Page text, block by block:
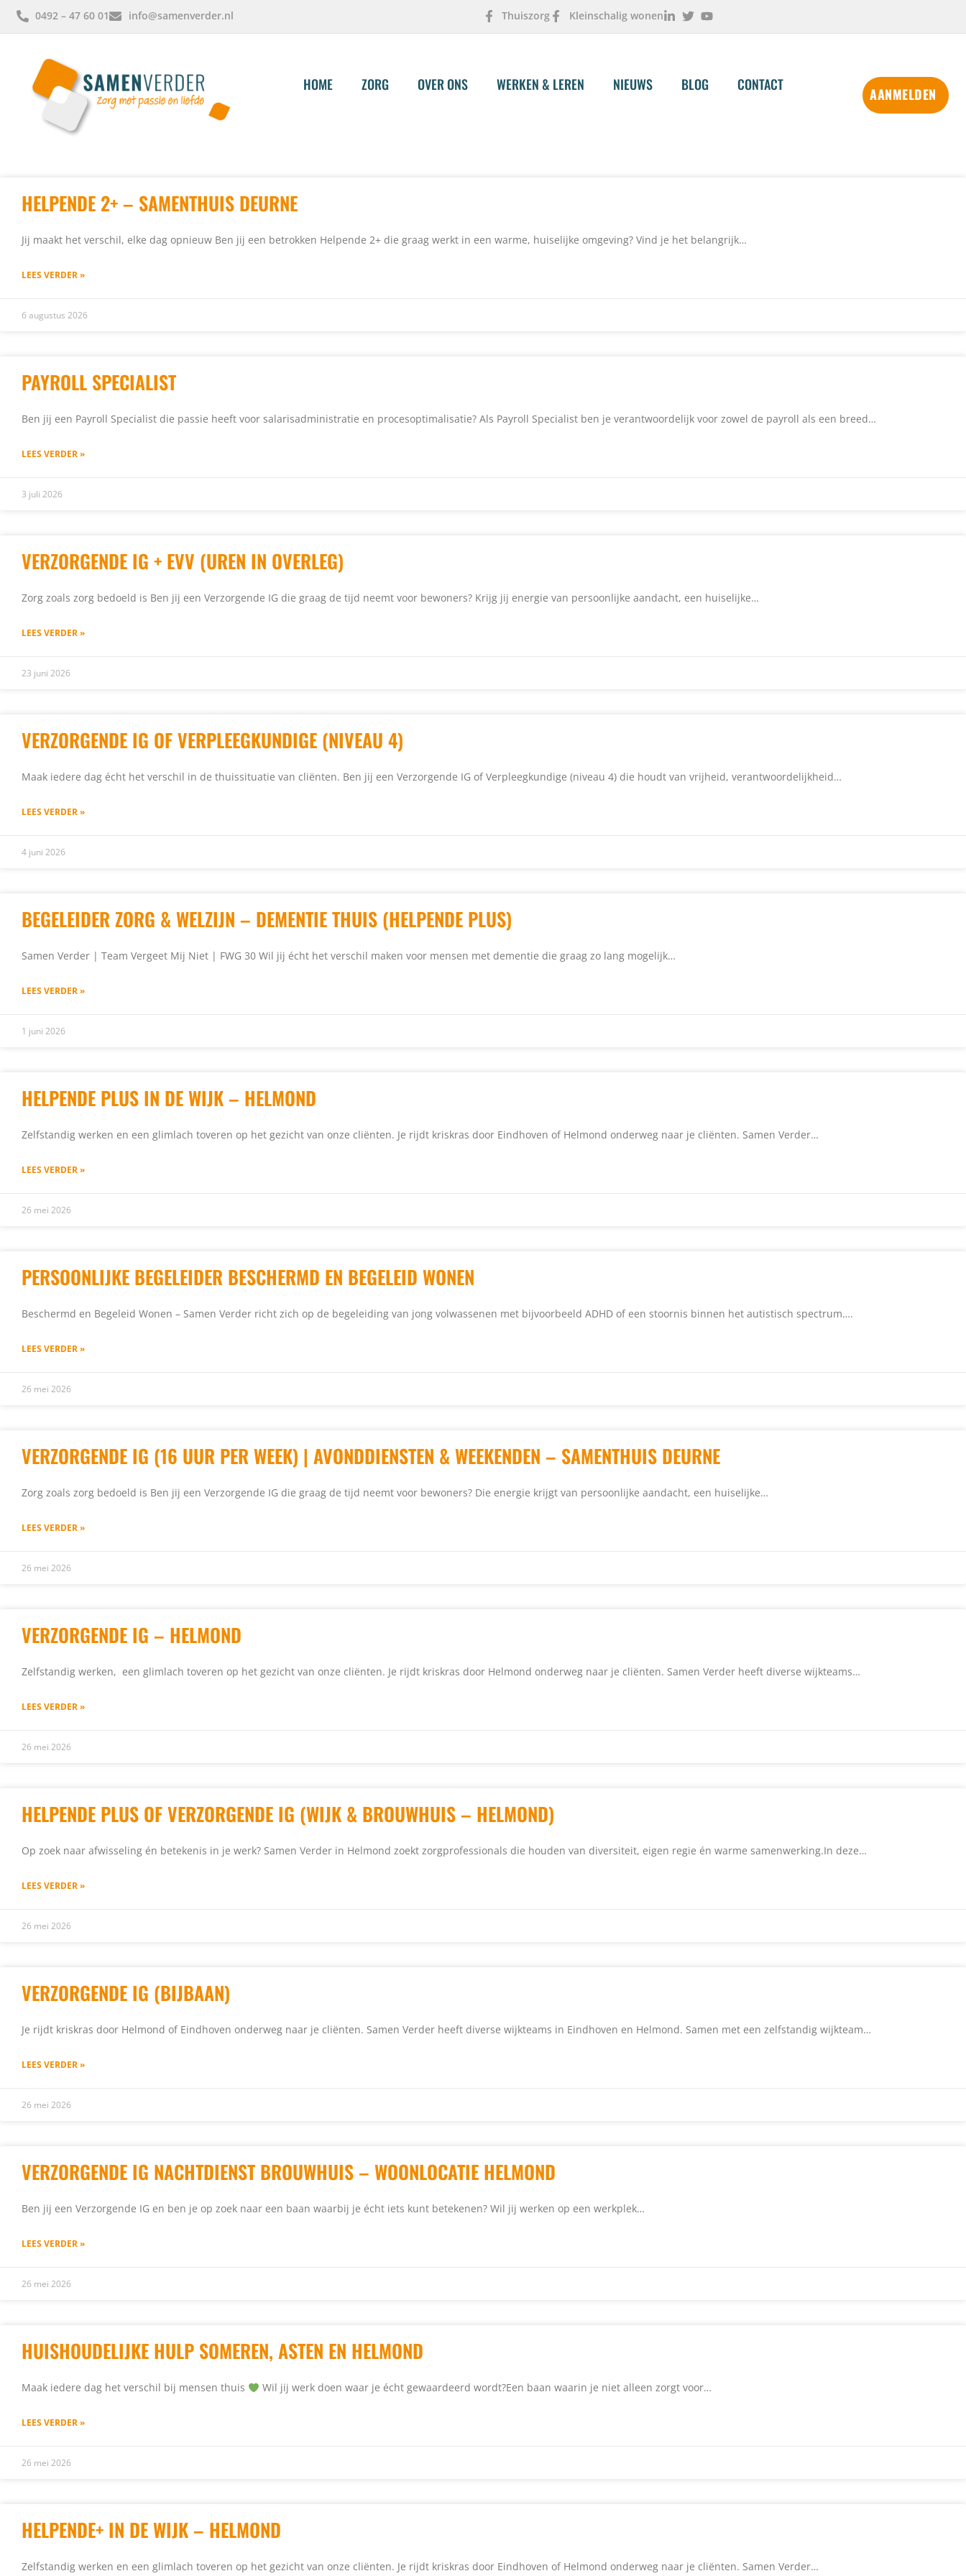
0492 – 47 60 01 info@samenverder.nl Thuiszorg Kleinschalig wonen
HOME ZORG OVER ONS WERKEN & LEREN NIEUWS BLOG CONTACT
AANMELDEN
HELPENDE 2+ – SAMENTHUIS DEURNE
Jij maakt het verschil, elke dag opnieuw Ben jij een betrokken Helpende 2+ die graag werkt in een warme, huiselijke omgeving? Vind je het belangrijk…
LEES VERDER »
6 augustus 2026
PAYROLL SPECIALIST
Ben jij een Payroll Specialist die passie heeft voor salarisadministratie en procesoptimalisatie? Als Payroll Specialist ben je verantwoordelijk voor zowel de payroll als een breed…
LEES VERDER »
3 juli 2026
VERZORGENDE IG + EVV (UREN IN OVERLEG)
Zorg zoals zorg bedoeld is Ben jij een Verzorgende IG die graag de tijd neemt voor bewoners? Krijg jij energie van persoonlijke aandacht, een huiselijke…
LEES VERDER »
23 juni 2026
VERZORGENDE IG OF VERPLEEGKUNDIGE (NIVEAU 4)
Maak iedere dag écht het verschil in de thuissituatie van cliënten. Ben jij een Verzorgende IG of Verpleegkundige (niveau 4) die houdt van vrijheid, verantwoordelijkheid…
LEES VERDER »
4 juni 2026
BEGELEIDER ZORG & WELZIJN – DEMENTIE THUIS (HELPENDE PLUS)
Samen Verder | Team Vergeet Mij Niet | FWG 30 Wil jij écht het verschil maken voor mensen met dementie die graag zo lang mogelijk…
LEES VERDER »
1 juni 2026
HELPENDE PLUS IN DE WIJK – HELMOND
Zelfstandig werken en een glimlach toveren op het gezicht van onze cliënten. Je rijdt kriskras door Eindhoven of Helmond onderweg naar je cliënten. Samen Verder…
LEES VERDER »
26 mei 2026
PERSOONLIJKE BEGELEIDER BESCHERMD EN BEGELEID WONEN
Beschermd en Begeleid Wonen – Samen Verder richt zich op de begeleiding van jong volwassenen met bijvoorbeeld ADHD of een stoornis binnen het autistisch spectrum….
LEES VERDER »
26 mei 2026
VERZORGENDE IG (16 UUR PER WEEK) | AVONDDIENSTEN & WEEKENDEN – SAMENTHUIS DEURNE
Zorg zoals zorg bedoeld is Ben jij een Verzorgende IG die graag de tijd neemt voor bewoners? Die energie krijgt van persoonlijke aandacht, een huiselijke…
LEES VERDER »
26 mei 2026
VERZORGENDE IG – HELMOND
Zelfstandig werken, een glimlach toveren op het gezicht van onze cliënten. Je rijdt kriskras door Helmond onderweg naar je cliënten. Samen Verder heeft diverse wijkteams…
LEES VERDER »
26 mei 2026
HELPENDE PLUS OF VERZORGENDE IG (WIJK & BROUWHUIS – HELMOND)
Op zoek naar afwisseling én betekenis in je werk? Samen Verder in Helmond zoekt zorgprofessionals die houden van diversiteit, eigen regie én warme samenwerking.In deze…
LEES VERDER »
26 mei 2026
VERZORGENDE IG (BIJBAAN)
Je rijdt kriskras door Helmond of Eindhoven onderweg naar je cliënten. Samen Verder heeft diverse wijkteams in Eindhoven en Helmond. Samen met een zelfstandig wijkteam…
LEES VERDER »
26 mei 2026
VERZORGENDE IG NACHTDIENST BROUWHUIS – WOONLOCATIE HELMOND
Ben jij een Verzorgende IG en ben je op zoek naar een baan waarbij je écht iets kunt betekenen? Wil jij werken op een werkplek…
LEES VERDER »
26 mei 2026
HUISHOUDELIJKE HULP SOMEREN, ASTEN EN HELMOND
Maak iedere dag het verschil bij mensen thuis Wil jij werk doen waar je écht gewaardeerd wordt?Een baan waarin je niet alleen zorgt voor…
LEES VERDER »
26 mei 2026
HELPENDE+ IN DE WIJK – HELMOND
Zelfstandig werken en een glimlach toveren op het gezicht van onze cliënten. Je rijdt kriskras door Eindhoven of Helmond onderweg naar je cliënten. Samen Verder…